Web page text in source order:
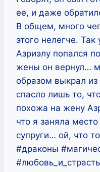
ее, и даже
В общем, много
этого нелегче.
Азриэлу попался
жены он вернул…
образом выкрал
спасло лишь то,
похожа на жену
что я заняла
супруги… ой, что
#драконы
#любовь_и_страсть